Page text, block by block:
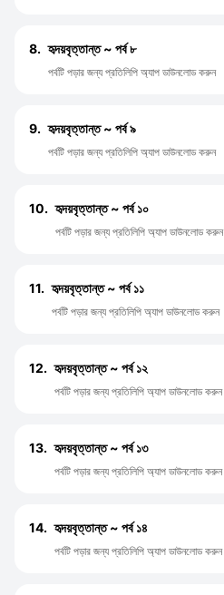
8. হৃদয়বৃত্তান্ত ~ পর্ব ৮
পর্বটি পড়ার জন্য প্রতিলিপি অ্যাপ ডাউনলোড করুন
9. হৃদয়বৃত্তান্ত ~ পর্ব ৯
পর্বটি পড়ার জন্য প্রতিলিপি অ্যাপ ডাউনলোড করুন
10. হৃদয়বৃত্তান্ত ~ পর্ব ১০
পর্বটি পড়ার জন্য প্রতিলিপি অ্যাপ ডাউনলোড করুন
11. হৃদয়বৃত্তান্ত ~ পর্ব ১১
পর্বটি পড়ার জন্য প্রতিলিপি অ্যাপ ডাউনলোড করুন
12. হৃদয়বৃত্তান্ত ~ পর্ব ১২
পর্বটি পড়ার জন্য প্রতিলিপি অ্যাপ ডাউনলোড করুন
13. হৃদয়বৃত্তান্ত ~ পর্ব ১৩
পর্বটি পড়ার জন্য প্রতিলিপি অ্যাপ ডাউনলোড করুন
14. হৃদয়বৃত্তান্ত ~ পর্ব ১৪
পর্বটি পড়ার জন্য প্রতিলিপি অ্যাপ ডাউনলোড করুন